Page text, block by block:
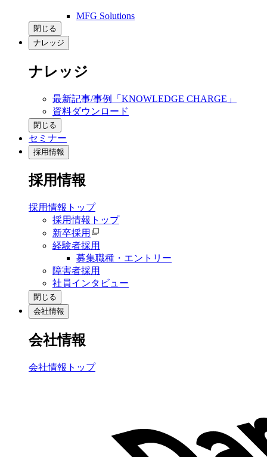
MFG Solutions
閉じる
ナレッジ
ナレッジ
最新記事/事例「KNOWLEDGE CHARGE」
資料ダウンロード
閉じる
セミナー
採用情報
採用情報
採用情報トップ
採用情報トップ
新卒採用
経験者採用
募集職種・エントリー
障害者採用
社員インタビュー
閉じる
会社情報
会社情報
会社情報トップ